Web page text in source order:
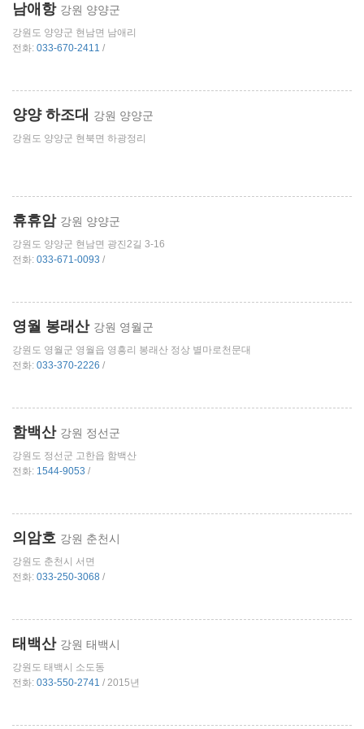
남애항 강원 양양군
강원도 양양군 현남면 남애리
전화: 033-670-2411 /
양양 하조대 강원 양양군
강원도 양양군 현북면 하광정리
휴휴암 강원 양양군
강원도 양양군 현남면 광진2길 3-16
전화: 033-671-0093 /
영월 봉래산 강원 영월군
강원도 영월군 영월읍 영흥리 봉래산 정상 별마로천문대
전화: 033-370-2226 /
함백산 강원 정선군
강원도 정선군 고한읍 함백산
전화: 1544-9053 /
의암호 강원 춘천시
강원도 춘천시 서면
전화: 033-250-3068 /
태백산 강원 태백시
강원도 태백시 소도동
전화: 033-550-2741 / 2015년